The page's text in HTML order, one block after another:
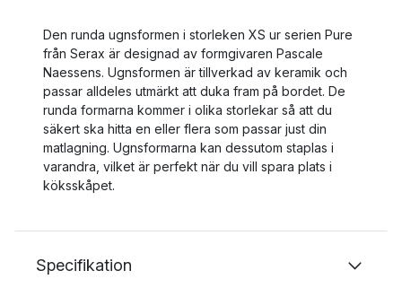
Den runda ugnsformen i storleken XS ur serien Pure
från Serax är designad av formgivaren Pascale
Naessens. Ugnsformen är tillverkad av keramik och
passar alldeles utmärkt att duka fram på bordet. De
runda formarna kommer i olika storlekar så att du
säkert ska hitta en eller flera som passar just din
matlagning. Ugnsformarna kan dessutom staplas i
varandra, vilket är perfekt när du vill spara plats i
köksskåpet.
Specifikation